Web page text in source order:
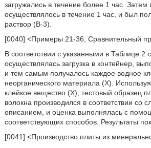
загружались в течение более 1 час.
осуществлялось в течение 1 час, и был
раствор (B-3).
[0040] <Примеры 21-36, Сравнительный
В соответствии с указанными в Таблице 2
осуществлялась загрузка в контейнер,
и тем самым получалось каждое водное
неорганического материала (X).
клейкое вещество (X), тестовый образец
волокна производился в соответствии со
описанием, и оценка выполнялась с
соответствующих способов. Результаты
[0041] <Производство плиты из